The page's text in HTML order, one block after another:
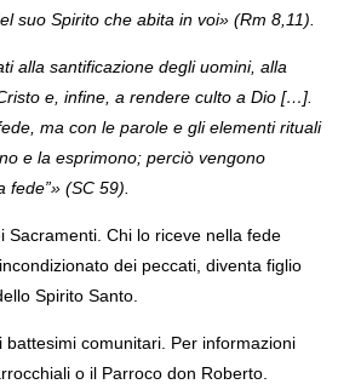
suo Spirito che abita in voi» (Rm 8,11).
alla santificazione degli uomini, alla
e, infine, a rendere culto a Dio […].
ma con le parole e gli elementi rituali
e la esprimono; perciò vengono
fede”» (SC 59).
Sacramenti. Chi lo riceve nella fede
dei peccati, diventa figlio
Spirito Santo.
battesimi comunitari. Per informazioni
o il Parroco don Roberto.